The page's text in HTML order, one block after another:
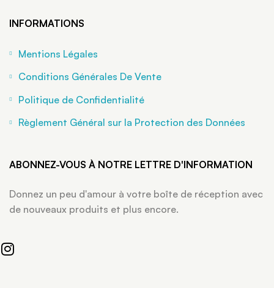
INFORMATIONS
Mentions Légales
Conditions Générales De Vente
Politique de Confidentialité
Règlement Général sur la Protection des Données
ABONNEZ-VOUS À NOTRE LETTRE D'INFORMATION
Donnez un peu d'amour à votre boîte de réception avec
de nouveaux produits et plus encore.